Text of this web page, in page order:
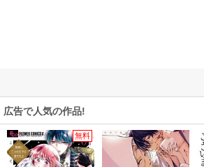
広告で人気の作品!
無料